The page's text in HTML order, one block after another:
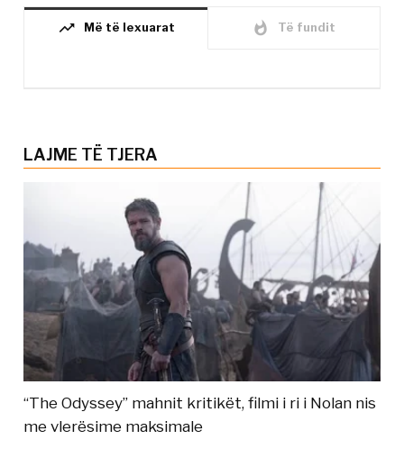
trending_up Më të lexuarat whatshot Të fundit
LAJME TË TJERA
“The Odyssey” mahnit kritikët, filmi i ri i Nolan nis
me vlerësime maksimale